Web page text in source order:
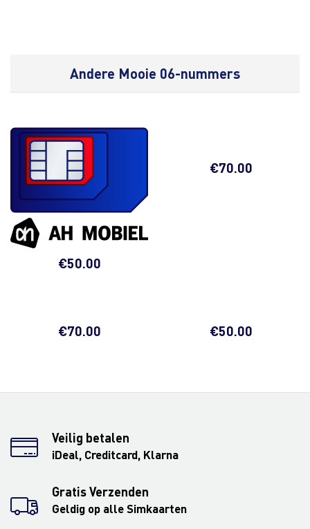
Andere Mooie 06-nummers
€50.00
€70.00
€70.00 €50.00
Veilig betalen
iDeal, Creditcard, Klarna
Gratis Verzenden
Geldig op alle Simkaarten